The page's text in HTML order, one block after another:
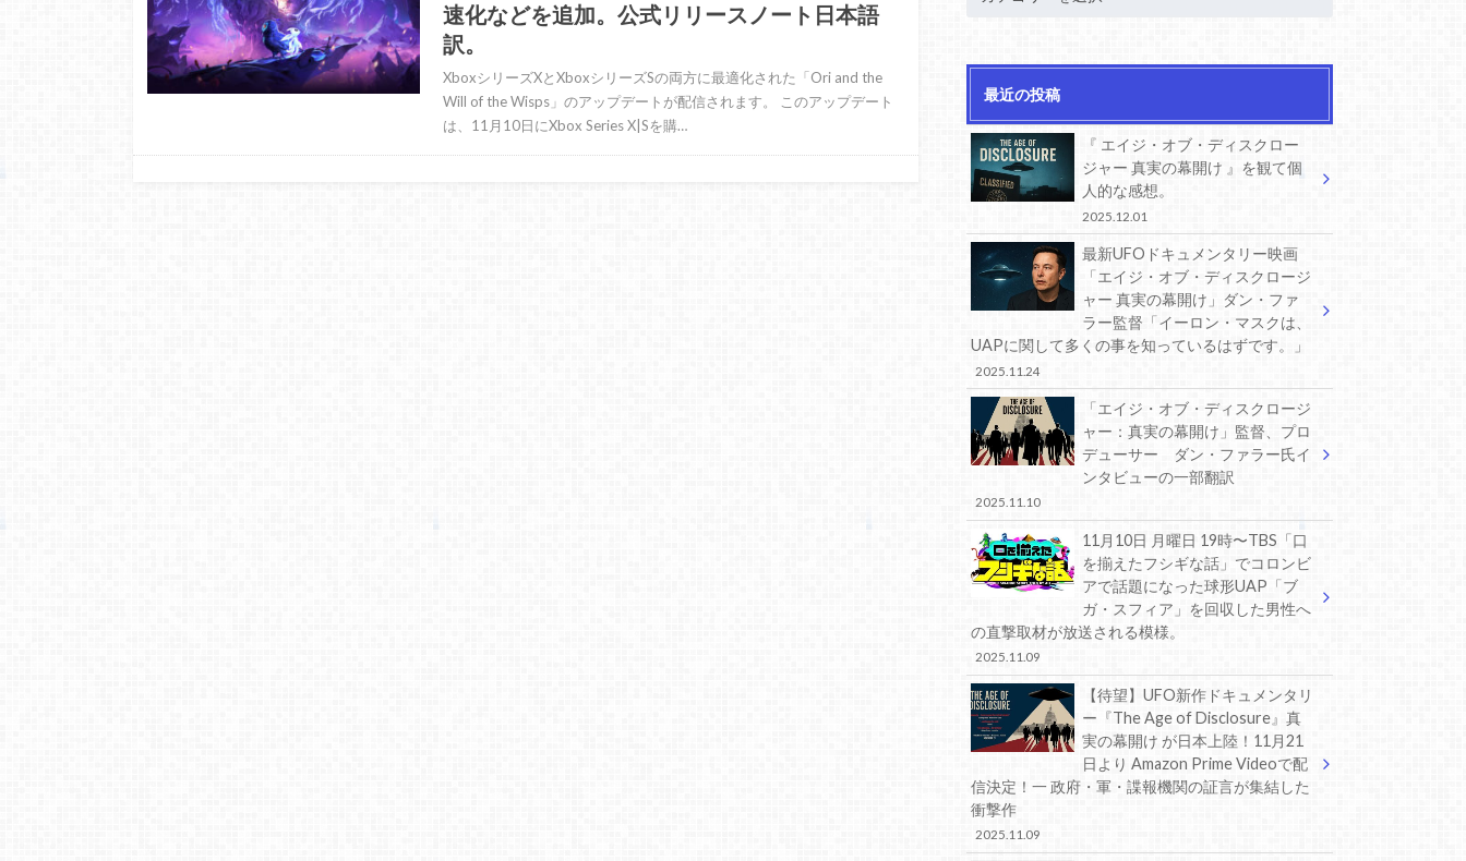
速化などを追加。公式リリースノート日本語
訳。
XboxシリーズXとXboxシリーズSの両方に最適化された「Ori and the
Will of the Wisps」のアップデートが配信されます。 このアップデート
は、11月10日にXbox Series X|Sを購…
最近の投稿
『 エイジ・オブ・ディスクロー
ジャー 真実の幕開け 』を観て個
人的な感想。
2025.12.01
最新UFOドキュメンタリー映画
「エイジ・オブ・ディスクロージ
ャー 真実の幕開け」ダン・ファ
ラー監督「イーロン・マスクは、
UAPに関して多くの事を知っているはずです。」
2025.11.24
「エイジ・オブ・ディスクロージ
ャー：真実の幕開け」監督、プロ
デューサー ダン・ファラー氏イ
ンタビューの一部翻訳
2025.11.10
11月10日 月曜日 19時〜TBS「口
を揃えたフシギな話」でコロンビ
アで話題になった球形UAP「ブ
ガ・スフィア」を回収した男性へ
の直撃取材が放送される模様。
2025.11.09
【待望】UFO新作ドキュメンタリ
ー『The Age of Disclosure』真
実の幕開け が日本上陸！11月21
日より Amazon Prime Videoで配
信決定！一 政府・軍・諜報機関の証言が集結した
衝撃作
2025.11.09